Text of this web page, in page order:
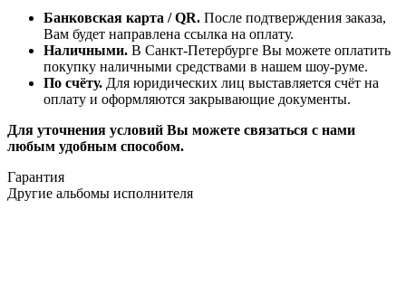
Банковская карта / QR. После подтверждения заказа,
Вам будет направлена ссылка на оплату.
Наличными. В Санкт-Петербурге Вы можете оплатить
покупку наличными средствами в нашем шоу-руме.
По счёту. Для юридических лиц выставляется счёт на
оплату и оформляются закрывающие документы.
Для уточнения условий Вы можете связаться с нами
любым удобным способом.
Гарантия
Другие альбомы исполнителя